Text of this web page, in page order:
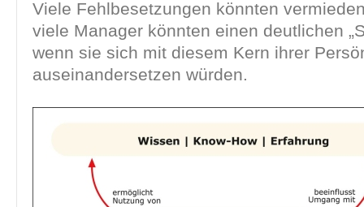
Viele Fehlbesetzungen könnten
viele Manager könnten einen deutlichen
wenn sie sich mit diesem Kern ihrer
auseinandersetzen würden.